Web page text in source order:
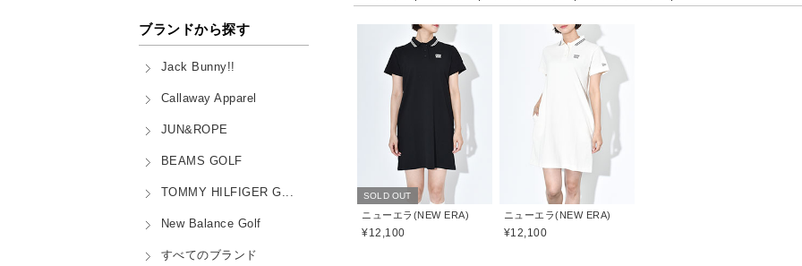
ブランドから探す
Jack Bunny!!
Callaway Apparel
JUN&ROPE
BEAMS GOLF
TOMMY HILFIGER G...
New Balance Golf
すべてのブランド
SOLD OUT
ニューエラ(NEW ERA)
¥12,100
ニューエラ(NEW ERA)
¥12,100